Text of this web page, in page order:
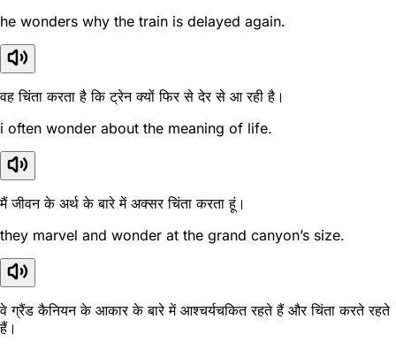
he wonders why the train is delayed again.
वह चिंता करता है कि ट्रेन क्यों फिर से देर से आ रही है।
i often wonder about the meaning of life.
मैं जीवन के अर्थ के बारे में अक्सर चिंता करता हूं।
they marvel and wonder at the grand canyon’s size.
वे ग्रैंड कैनियन के आकार के बारे में आश्चर्यचकित रहते हैं और चिंता करते रहते
हैं।